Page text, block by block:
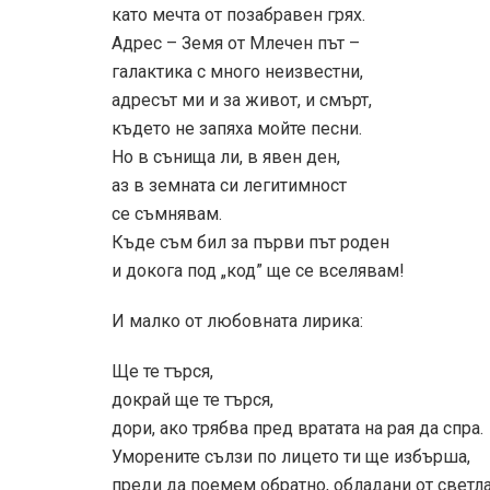
като мечта от позабравен грях.
Адрес – Земя от Млечен път –
галактика с много неизвестни,
адресът ми и за живот, и смърт,
където не запяха мойте песни.
Но в сънища ли, в явен ден,
аз в земната си легитимност
се съмнявам.
Къде съм бил за първи път роден
и докога под „код” ще се вселявам!
И малко от любовната лирика:
Ще те търся,
докрай ще те търся,
дори, ако трябва пред вратата на рая да спра.
Уморените сълзи по лицето ти ще избърша,
преди да поемем обратно, обладани от